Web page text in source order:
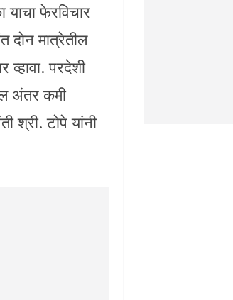
फेरविचार
दोन मात्रेतील
परदेशी
अंतर कमी
श्री. टोपे यांनी